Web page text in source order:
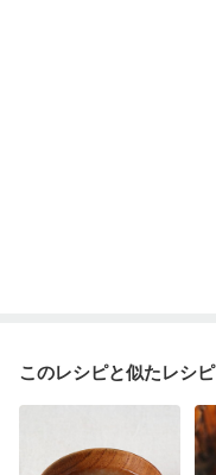
このレシピと似たレシピ